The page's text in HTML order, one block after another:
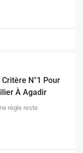
N°1 Pour
À Agadir
règle reste